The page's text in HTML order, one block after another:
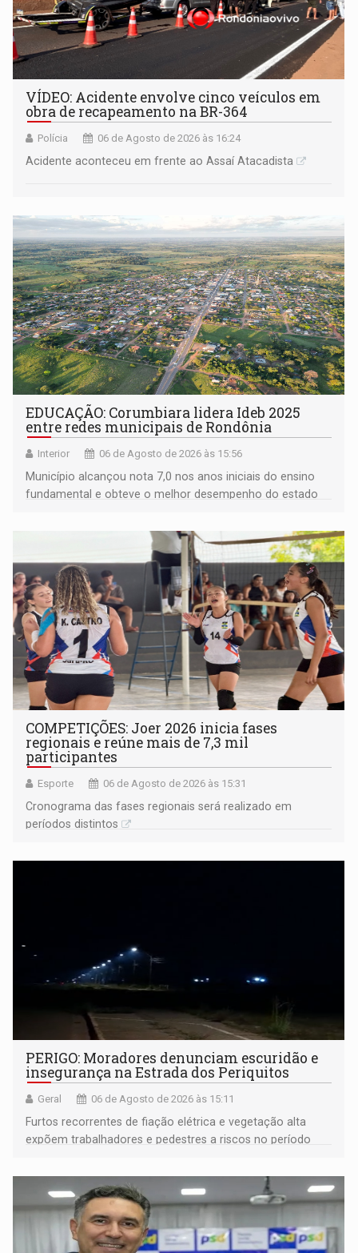
VÍDEO: Acidente envolve cinco veículos em
obra de recapeamento na BR-364
Polícia 06 de Agosto de 2026 às 16:24
Acidente aconteceu em frente ao Assaí Atacadista
EDUCAÇÃO: Corumbiara lidera Ideb 2025
entre redes municipais de Rondônia
Interior 06 de Agosto de 2026 às 15:56
Município alcançou nota 7,0 nos anos iniciais do ensino
fundamental e obteve o melhor desempenho do estado
COMPETIÇÕES: Joer 2026 inicia fases
regionais e reúne mais de 7,3 mil
participantes
Esporte 06 de Agosto de 2026 às 15:31
Cronograma das fases regionais será realizado em
períodos distintos
PERIGO: Moradores denunciam escuridão e
insegurança na Estrada dos Periquitos
Geral 06 de Agosto de 2026 às 15:11
Furtos recorrentes de fiação elétrica e vegetação alta
expõem trabalhadores e pedestres a riscos no período